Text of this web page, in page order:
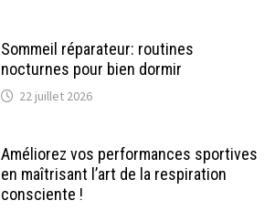
Sommeil réparateur: routines
nocturnes pour bien dormir
22 juillet 2026
Améliorez vos performances sportives
en maîtrisant l’art de la respiration
consciente !